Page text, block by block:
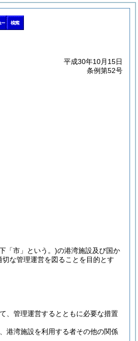
平成30年10月15日
条例第52号
「市」という。)の港湾施設及び国か
な管理運営を図ることを目的とす
、管理運営するとともに必要な措置
港湾施設を利用する者その他の関係